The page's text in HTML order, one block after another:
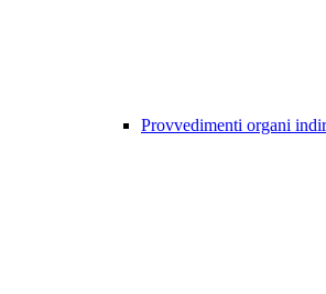
Provvedimenti organi